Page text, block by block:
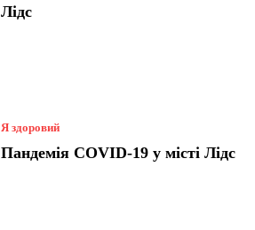
Лідс
Я здоровий
Пандемія COVID-19 у місті Лідс